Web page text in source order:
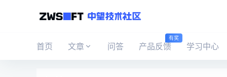
首页 文章 问答 产品反馈
有奖
学习中心